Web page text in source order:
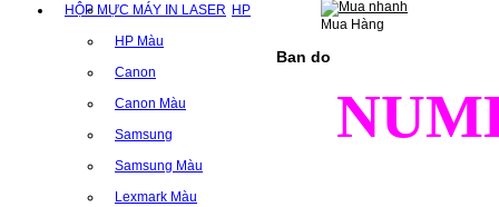
HỘP MỰC MÁY IN LASER HP
HP Màu
Canon
Canon Màu
Samsung
Samsung Màu
Lexmark Màu
Mua Hàng
Ban do